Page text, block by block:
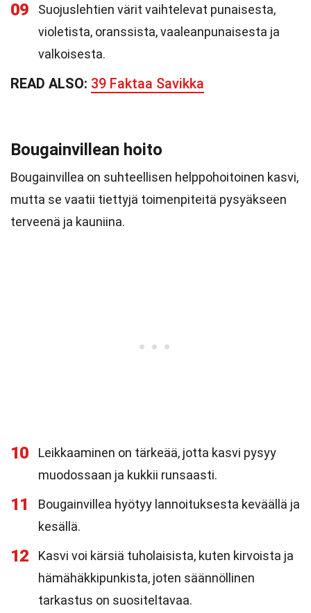
09
Suojuslehtien värit vaihtelevat punaisesta,
violetista, oranssista, vaaleanpunaisesta ja
valkoisesta.
READ ALSO: 39 Faktaa Savikka
Bougainvillean hoito
Bougainvillea on suhteellisen helppohoitoinen kasvi,
mutta se vaatii tiettyjä toimenpiteitä pysyäkseen
terveenä ja kauniina.
10
Leikkaaminen on tärkeää, jotta kasvi pysyy
muodossaan ja kukkii runsaasti.
11
Bougainvillea hyötyy lannoituksesta keväällä ja
kesällä.
12
Kasvi voi kärsiä tuholaisista, kuten kirvoista ja
hämähäkkipunkista, joten säännöllinen
tarkastus on suositeltavaa.